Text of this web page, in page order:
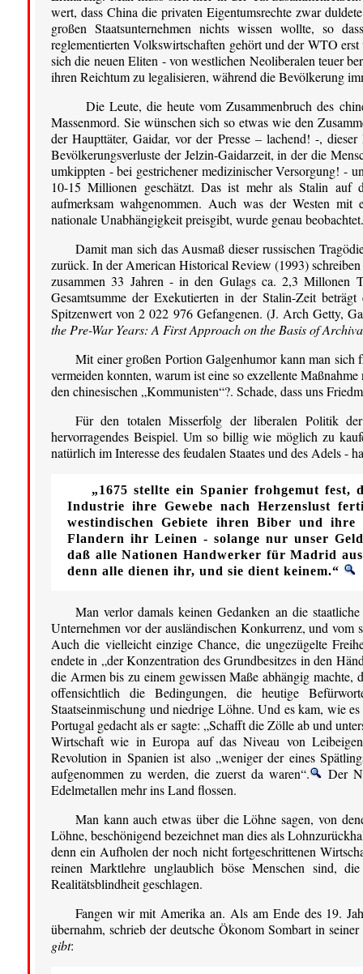
wert, dass China die privaten Eigentumsrechte zwar
großen Staatsunternehmen nichts wissen wollte, so
reglementierten Volkswirtschaften gehört und der WTO
sich die neuen Eliten - von westlichen Neoliberalen teuer
ihren Reichtum zu legalisieren, während die Bevölkerung
Die Leute, die heute vom Zusammenbruch des
Massenmord. Sie wünschen sich so etwas wie den
der Haupttäter, Gaidar, vor der Presse – lachend! -,
Bevölkerungsverluste der Jelzin-Gaidarzeit, in der die
umkippten - bei gestrichener medizinischer Versorgung! -
10-15 Millionen geschätzt. Das ist mehr als Stalin auf
aufmerksam wahgenommen. Auch was der Westen mit
nationale Unabhängigkeit preisgibt, wurde genau
Damit man sich das Ausmaß dieser russischen
zurück. In der American Historical Review (1993)
zusammen 33 Jahren - in den Gulags ca. 2,3 Millonen
Gesamtsumme der Exekutierten in der Stalin-Zeit
Spitzenwert von 2 022 976 Gefangenen. (J. Arch Getty,
the Pre-War Years: A First Approach on the Basis of
Mit einer großen Portion Galgenhumor kann man
vermeiden konnten, warum ist eine so exzellente
den chinesischen „Kommunisten“?. Schade, dass uns
Für den totalen Misserfolg der liberalen Politik
hervorragendes Beispiel. Um so billig wie möglich zu
natürlich im Interesse des feudalen Staates und des Adels -
„1675 stellte ein Spanier frohgemut
Industrie ihre Gewebe nach Herzenslust
westindischen Gebiete ihren Biber und
Flandern ihr Leinen - solange nur unser
daß alle Nationen Handwerker für Madrid
denn alle dienen ihr, und sie dient keinem.“
Man verlor damals keinen Gedanken an die
Unternehmen vor der ausländischen Konkurrenz, und
Auch die vielleicht einzige Chance, die ungezügelte
endete in „der Konzentration des Grundbesitzes in den
die Armen bis zu einem gewissen Maße abhängig machte,
offensichtlich die Bedingungen, die heutige
Staatseinmischung und niedrige Löhne. Und es kam, wie
Portugal gedacht als er sagte: „Schafft die Zölle ab und
Wirtschaft wie in Europa auf das Niveau von
Revolution in Spanien ist also „weniger der eines
aufgenommen zu werden, die zuerst da waren“.
Der
Edelmetallen mehr ins Land flossen.
Man kann auch etwas über die Löhne sagen, von
Löhne, beschönigend bezeichnet man dies als
denn ein Aufholen der noch nicht fortgeschrittenen
reinen Marktlehre unglaublich böse Menschen sind,
Realitätsblindheit geschlagen.
Fangen wir mit Amerika an. Als am Ende des 19.
übernahm, schrieb der deutsche Ökonom Sombart in
gibt: